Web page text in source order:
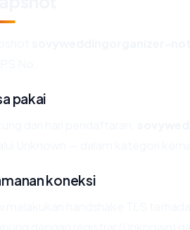
pakai
koneksi